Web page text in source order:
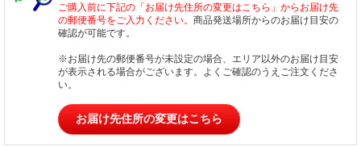
ご購入前に下記の「お届け先住所の変更はこちら」からお届け先
の郵便番号をご入力ください。 商品発送場所からのお届け目安の
確認が可能です。
※お届け先の郵便番号が未設定の場合、エリア以外のお届け目安
が表示される場合がございます。よくご確認のうえご注文くださ
い。
お届け先住所の変更はこちら